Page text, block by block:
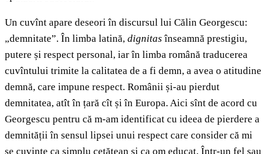
Un cuvînt apare deseori în discursul lui Călin Georgescu:
„demnitate”. În limba latină, dignitasînseamnă prestigiu,
putere și respect personal, iar în limba română traducerea
cuvîntului trimite la calitatea de a fi demn, a avea o atitudine
demnă, care impune respect. Românii și-au pierdut
demnitatea, atît în țară cît și în Europa. Aici sînt de acord cu
Georgescu pentru că m-am identificat cu ideea de pierdere a
demnității în sensul lipsei unui respect care consider că mi
se cuvinte ca simplu cetățean și ca om educat. Într-un fel sau